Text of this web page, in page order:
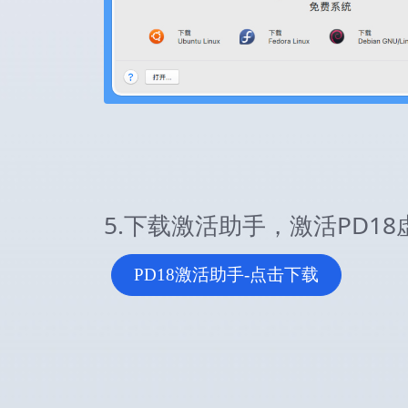
5.下载激活助手，激活PD18
PD18激活助手-点击下载